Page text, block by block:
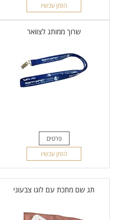
הזמן עכשיו
שרוך ממותג לצוואר
פרטים
הזמן עכשיו
תג שם מתכת עם לוגו צבעוני